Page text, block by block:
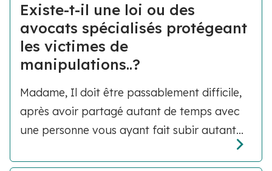
Existe-t-il une loi ou des
avocats spécialisés protégeant
les victimes de
manipulations..?
Madame, Il doit être passablement difficile,
après avoir partagé autant de temps avec
une personne vous ayant fait subir autant...